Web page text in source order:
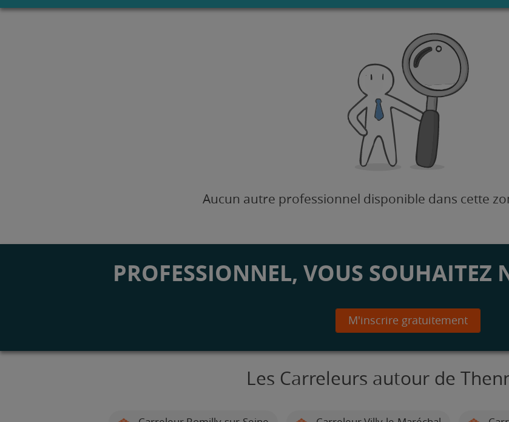
Aucun autre professionnel disponible dans cette
PROFESSIONNEL, VOUS SOUHAITEZ
M'inscrire gratuitement
Les Carreleurs autour de